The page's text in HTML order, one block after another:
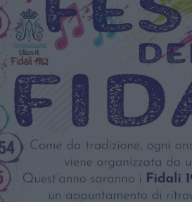
INCENDIO NELLA NOTTE A OLBIA, A FUOCO DUE